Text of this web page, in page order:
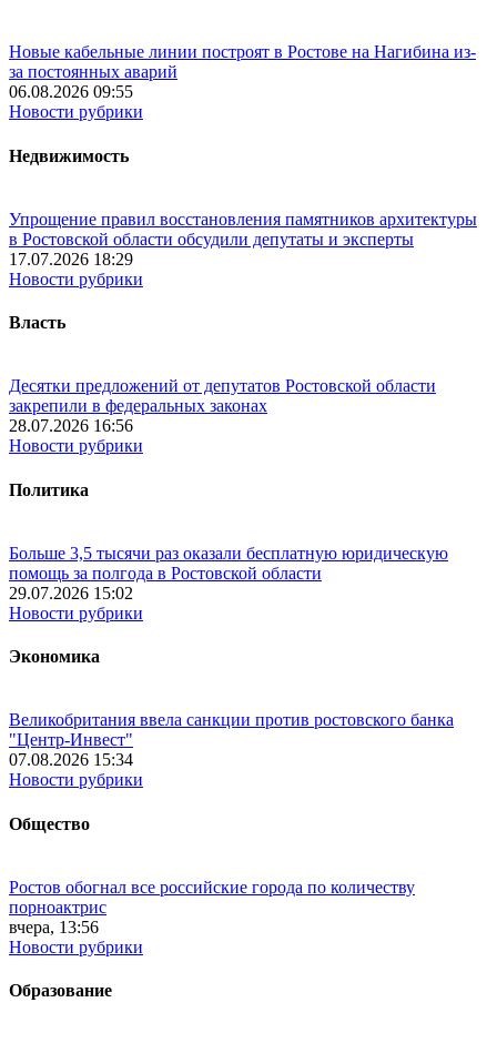
Новые кабельные линии построят в Ростове на Нагибина из-
за постоянных аварий
06.08.2026 09:55
Новости рубрики
Недвижимость
Упрощение правил восстановления памятников архитектуры
в Ростовской области обсудили депутаты и эксперты
17.07.2026 18:29
Новости рубрики
Власть
Десятки предложений от депутатов Ростовской области
закрепили в федеральных законах
28.07.2026 16:56
Новости рубрики
Политика
Больше 3,5 тысячи раз оказали бесплатную юридическую
помощь за полгода в Ростовской области
29.07.2026 15:02
Новости рубрики
Экономика
Великобритания ввела санкции против ростовского банка
"Центр-Инвест"
07.08.2026 15:34
Новости рубрики
Общество
Ростов обогнал все российские города по количеству
порноактрис
вчера, 13:56
Новости рубрики
Образование